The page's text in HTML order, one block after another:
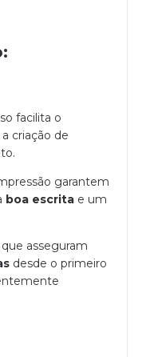
facilita o
criação de
garantem
boa escrita e um
asseguram
desde o primeiro